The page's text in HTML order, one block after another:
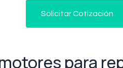
Solicitar Cotización
para